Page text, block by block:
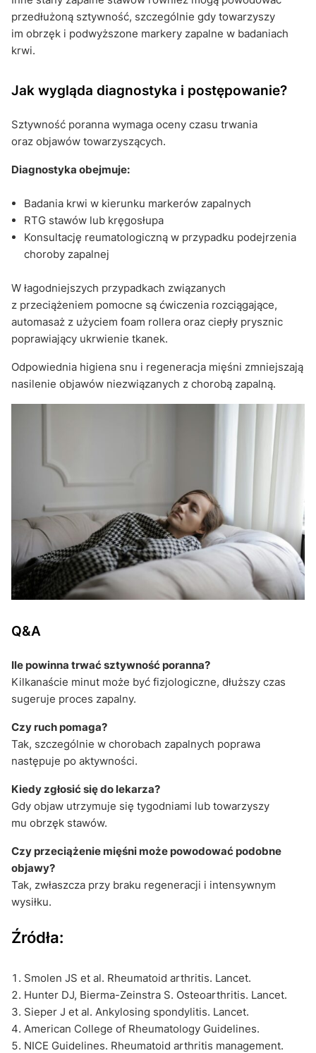
przedłużoną sztywność, szczególnie gdy towarzyszy
im obrzęk i podwyższone markery zapalne w badaniach
krwi.
Jak wygląda diagnostyka i postępowanie?
Sztywność poranna wymaga oceny czasu trwania
oraz objawów towarzyszących.
Diagnostyka obejmuje:
Badania krwi w kierunku markerów zapalnych
RTG stawów lub kręgosłupa
Konsultację reumatologiczną w przypadku podejrzenia
choroby zapalnej
W łagodniejszych przypadkach związanych
z przeciążeniem pomocne są ćwiczenia rozciągające,
automasaż z użyciem foam rollera oraz ciepły prysznic
poprawiający ukrwienie tkanek.
Odpowiednia higiena snu i regeneracja mięśni zmniejszają
nasilenie objawów niezwiązanych z chorobą zapalną.
Q&A
Ile powinna trwać sztywność poranna?
Kilkanaście minut może być fizjologiczne, dłuższy czas
sugeruje proces zapalny.
Czy ruch pomaga?
Tak, szczególnie w chorobach zapalnych poprawa
następuje po aktywności.
Kiedy zgłosić się do lekarza?
Gdy objaw utrzymuje się tygodniami lub towarzyszy
mu obrzęk stawów.
Czy przeciążenie mięśni może powodować podobne
objawy?
Tak, zwłaszcza przy braku regeneracji i intensywnym
wysiłku.
Źródła:
Smolen JS et al. Rheumatoid arthritis. Lancet.
Hunter DJ, Bierma-Zeinstra S. Osteoarthritis. Lancet.
Sieper J et al. Ankylosing spondylitis. Lancet.
American College of Rheumatology Guidelines.
NICE Guidelines. Rheumatoid arthritis management.